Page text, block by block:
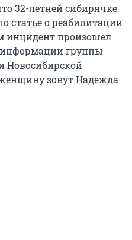
32-летней сибирячке
статье о реабилитации
инцидент произошел
информации группы
Новосибирской
женщину зовут Надежда